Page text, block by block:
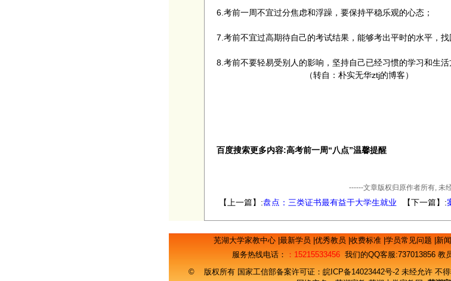
6.考前一周不宜过分焦虑和浮躁，要保持平稳乐观的心态；
7.考前不宜过高期待自己的考试结果，能够考出平时的水平，找
8.考前不要轻易受别人的影响，坚持自己已经习惯的学习和生活
（转自：朴实无华ztj的博客）
百度搜索更多内容:高考前一周“八点”温馨提醒
------文章版权归原作者所有, 未
【上一篇】:盘点：三类证书最有益于大学生就业 【下一篇】:
芜湖大学家教中心 最新学员 优秀教员 收费标准 学员常见问题 新
服务热线电话：
：15215533456 我们的QQ客服:737013856 教
© 版权所有 国家工信部备案许可证： 皖ICP备14023442号-2 未经允许 不